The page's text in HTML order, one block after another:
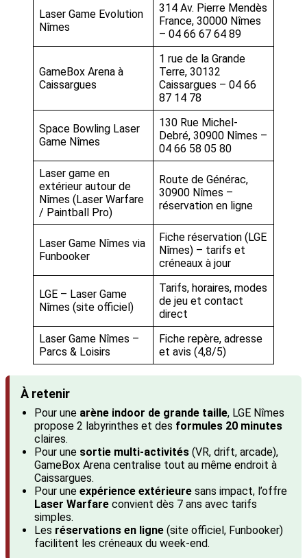
Laser Game Evolution
Nîmes
314 Av. Pierre Mendès
France, 30000 Nîmes
– 04 66 67 64 89
GameBox Arena à
Caissargues
1 rue de la Grande
Terre, 30132
Caissargues – 04 66
87 14 78
Space Bowling Laser
Game Nîmes
130 Rue Michel-
Debré, 30900 Nîmes –
04 66 58 05 80
Laser game en
extérieur autour de
Nîmes (Laser Warfare
/ Paintball Pro)
Route de Générac,
30900 Nîmes –
réservation en ligne
Laser Game Nîmes via
Funbooker
Fiche réservation (LGE
Nîmes) – tarifs et
créneaux à jour
LGE – Laser Game
Nîmes (site officiel)
Tarifs, horaires, modes
de jeu et contact
direct
Laser Game Nîmes –
Parcs & Loisirs
Fiche repère, adresse
et avis (4,8/5)
À retenir
Pour une arène indoor de grande taille, LGE Nîmes
propose 2 labyrinthes et des formules 20 minutes
claires.
Pour une sortie multi-activités (VR, drift, arcade),
GameBox Arena centralise tout au même endroit à
Caissargues.
Pour une expérience extérieure sans impact, l’offre
Laser Warfare convient dès 7 ans avec tarifs
simples.
Les réservations en ligne (site officiel, Funbooker)
facilitent les créneaux du week-end.